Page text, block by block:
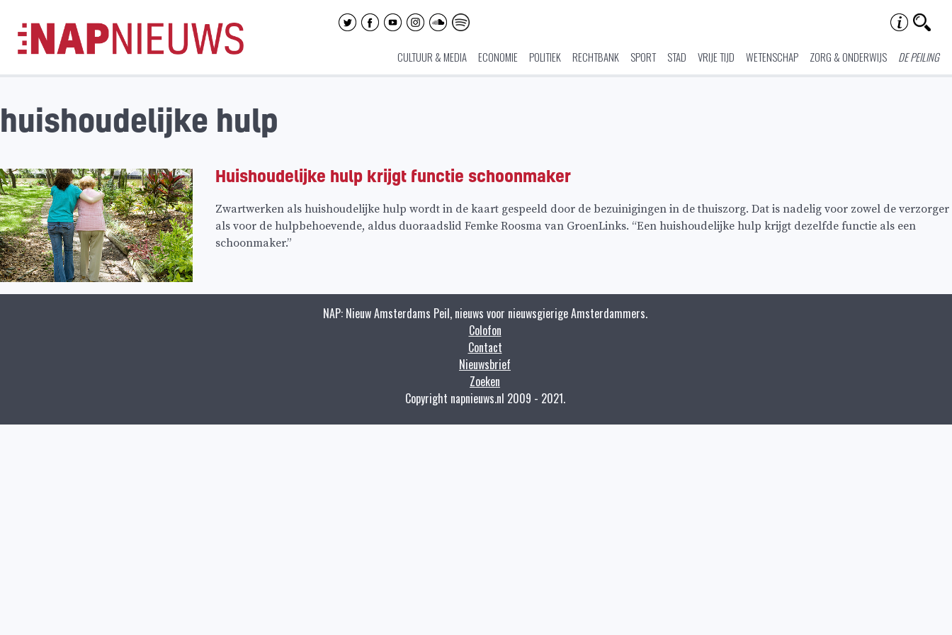
naar
inhoud
CULTUUR & MEDIA ECONOMIE POLITIEK RECHTBANK SPORT STAD VRIJE TIJD WETENSCHAP ZORG & ONDERWIJS DE PEILING
huishoudelijke hulp
Huishoudelijke hulp krijgt functie schoonmaker
Zwartwerken als huishoudelijke hulp wordt in de kaart gespeeld door de bezuinigingen in de thuiszorg. Dat is nadelig voor zowel de verzorger
als voor de hulpbehoevende, aldus duoraadslid Femke Roosma van GroenLinks. “Een huishoudelijke hulp krijgt dezelfde functie als een
schoonmaker.”
NAP: Nieuw Amsterdams Peil, nieuws voor nieuwsgierige Amsterdammers.
Colofon
Contact
Nieuwsbrief
Zoeken
Copyright napnieuws.nl 2009 - 2021.